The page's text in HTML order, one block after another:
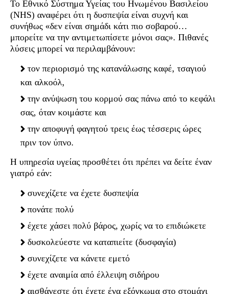
Το Εθνικό Σύστημα Υγείας του Ηνωμένου Βασιλείου
(NHS) αναφέρει ότι η δυσπεψία είναι συχνή και
συνήθως «δεν είναι σημάδι κάτι πιο σοβαρού…
μπορείτε να την αντιμετωπίσετε μόνοι σας». Πιθανές
λύσεις μπορεί να περιλαμβάνουν:
τον περιορισμό της κατανάλωσης καφέ, τσαγιού
και αλκοόλ,
την ανύψωση του κορμού σας πάνω από το κεφάλι
σας, όταν κοιμάστε και
την αποφυγή φαγητού τρεις έως τέσσερις ώρες
πριν τον ύπνο.
Η υπηρεσία υγείας προσθέτει ότι πρέπει να δείτε έναν
γιατρό εάν:
συνεχίζετε να έχετε δυσπεψία
πονάτε πολύ
έχετε χάσει πολύ βάρος, χωρίς να το επιδιώκετε
δυσκολεύεστε να καταπιείτε (δυσφαγία)
συνεχίζετε να κάνετε εμετό
έχετε αναιμία από έλλειψη σιδήρου
αισθάνεστε ότι έχετε ένα εξόγκωμα στο στομάχι